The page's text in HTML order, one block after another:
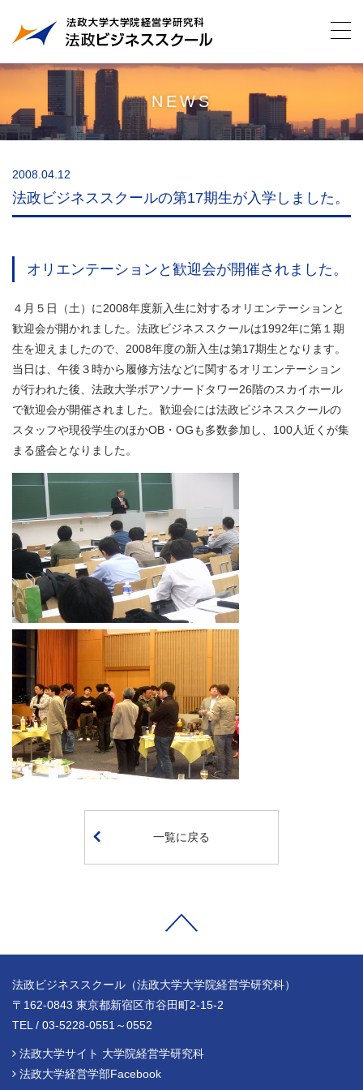
NEWS
2008.04.12
法政ビジネススクールの第17期生が入学しました。
オリエンテーションと歓迎会が開催されました。
４月５日（土）に2008年度新入生に対するオリエンテーションと
歓迎会が開かれました。法政ビジネススクールは1992年に第１期
生を迎えましたので、2008年度の新入生は第17期生となります。
当日は、午後３時から履修方法などに関するオリエンテーション
が行われた後、法政大学ボアソナードタワー26階のスカイホール
で歓迎会が開催されました。歓迎会には法政ビジネススクールの
スタッフや現役学生のほかOB・OGも多数参加し、100人近くが集
まる盛会となりました。
一覧に戻る
法政ビジネススクール（法政大学大学院経営学研究科）
〒162-0843 東京都新宿区市谷田町2-15-2
TEL / 03-5228-0551～0552
法政大学サイト 大学院経営学研究科
法政大学経営学部Facebook